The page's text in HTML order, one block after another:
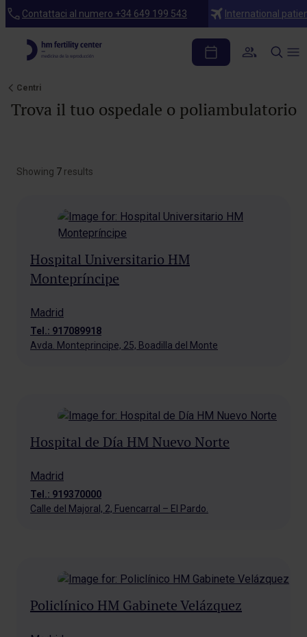
Contattaci al numero +34 649 199 543 International
Centri
Trova il tuo ospedale o poliambulatorio
Showing 7 results
Hospital Universitario HM
Montepríncipe
Madrid
Tel.: 917089918
Avda. Monteprincipe, 25, Boadilla del Monte
Hospital de Día HM Nuevo Norte
Madrid
Tel.: 919370000
Calle del Majoral, 2, Fuencarral – El Pardo.
Policlínico HM Gabinete Velázquez